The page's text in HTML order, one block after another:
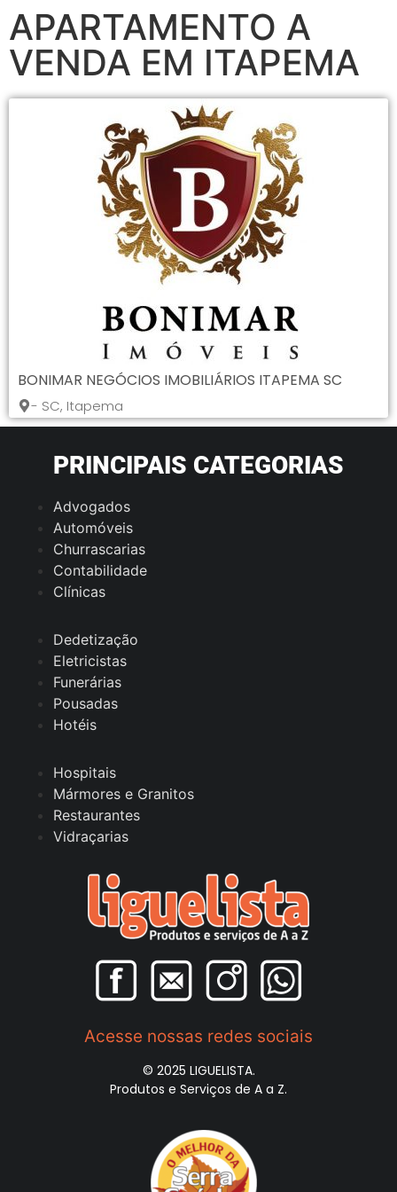
APARTAMENTO A
VENDA EM ITAPEMA
BONIMAR NEGÓCIOS IMOBILIÁRIOS ITAPEMA SC
- SC, Itapema
PRINCIPAIS CATEGORIAS
Advogados
Automóveis
Churrascarias
Contabilidade
Clínicas
Dedetização
Eletricistas
Funerárias
Pousadas
Hotéis
Hospitais
Mármores e Granitos
Restaurantes
Vidraçarias
Acesse nossas redes sociais
© 2025 LIGUELISTA.
Produtos e Serviços de A a Z.